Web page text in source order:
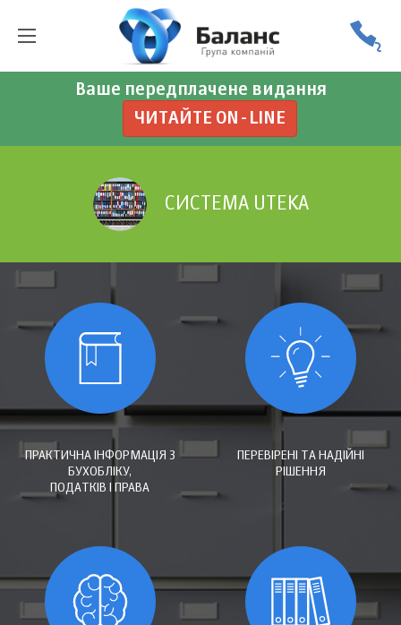
Ваше передплачене видання
ЧИТАЙТЕ ON-LINE
СИСТЕМА UTEKA
ПРАКТИЧНА ІНФОРМАЦІЯ З
БУХОБЛІКУ,
ПОДАТКІВ І ПРАВА
ПЕРЕВІРЕНІ ТА НАДІЙНІ
РІШЕННЯ